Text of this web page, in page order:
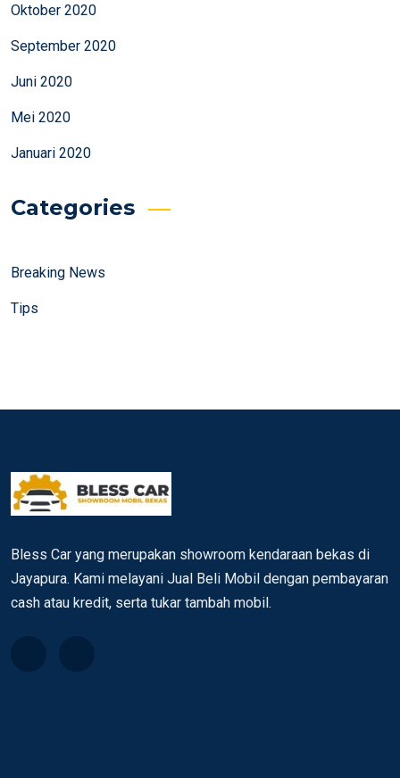
Oktober 2020
September 2020
Juni 2020
Mei 2020
Januari 2020
Categories
Breaking News
Tips
Bless Car yang merupakan showroom kendaraan bekas di
Jayapura. Kami melayani Jual Beli Mobil dengan pembayaran
cash atau kredit, serta tukar tambah mobil.